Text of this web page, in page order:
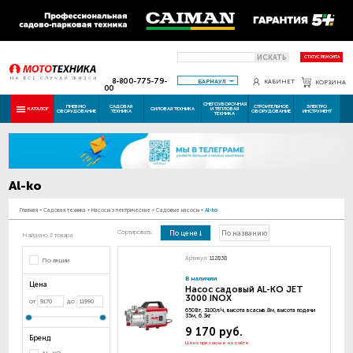
ИСКАТЬ СТАТУС РЕМОНТА
8-800-775-79-
00
БАРНАУЛ КАБИНЕТ КОРЗИНА
КАТАЛОГ ПНЕВМО
ОБОРУДОВАНИЕ
САДОВАЯ
ТЕХНИКА СИЛОВАЯ ТЕХНИКА
СНЕГОУБОРОЧНАЯ
И ТЕПЛОВАЯ
ТЕХНИКА
СТРОИТЕЛЬНОЕ
ОБОРУДОВАНИЕ
ЭЛЕКТРО
ИНСТРУМЕНТ
Al-ko
Главная - Садовая техника - Насосы электрические - Садовые насосы - Al-ko
Найдено 2 товара
По акции
Цена
от до
Бренд
Сортировать: По цене По названию
Артикул: 112838
В наличии
Насос садовый AL-KO JET
3000 INOX
650Вт, 3100л/ч, высота всасыв.8м, высота подачи
35м, 6.3кг
9 170 руб.
Цена при заказе на сайте